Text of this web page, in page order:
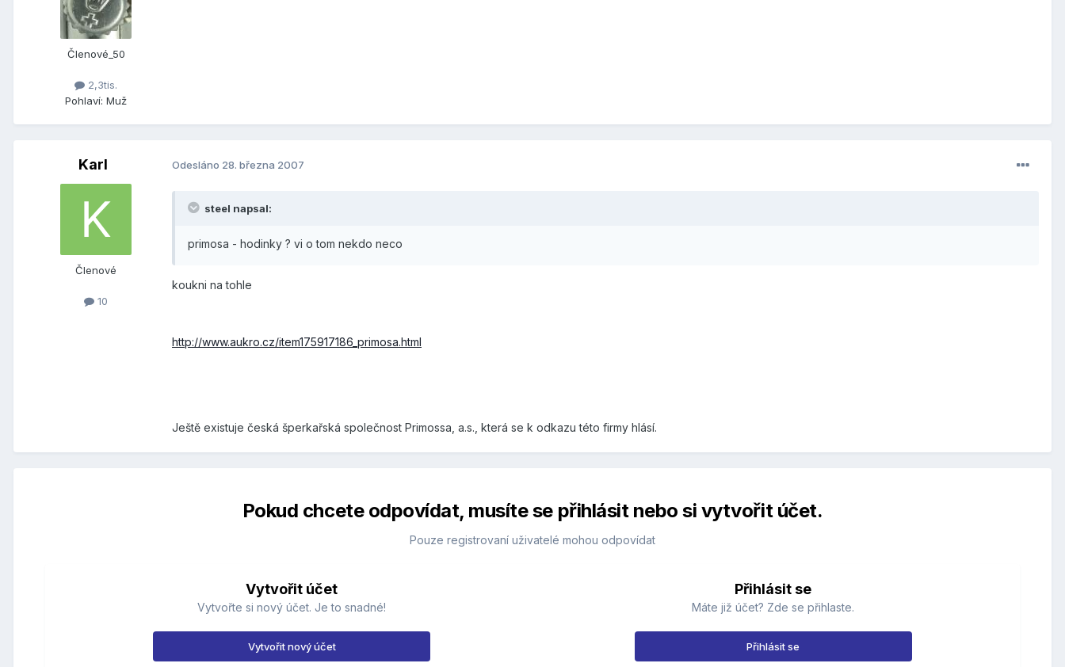
Členové_50
2,3tis.
Pohlaví: Muž
Karl
Členové
10
Odesláno 28. března 2007
steel napsal:
primosa - hodinky ? vi o tom nekdo neco
koukni na tohle
http://www.aukro.cz/item175917186_primosa.html
Ještě existuje česká šperkařská společnost Primossa, a.s., která se k odkazu této firmy hlásí.
Pokud chcete odpovídat, musíte se přihlásit nebo si vytvořit účet.
Pouze registrovaní uživatelé mohou odpovídat
Vytvořit účet
Vytvořte si nový účet. Je to snadné!
Vytvořit nový účet
Přihlásit se
Máte již účet? Zde se přihlaste.
Přihlásit se